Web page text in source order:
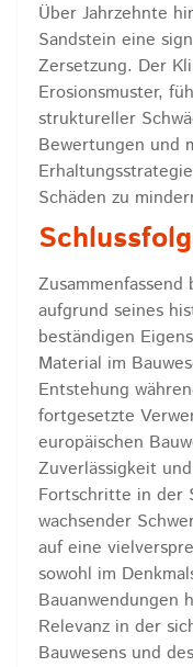
Über Jahrzehnte
Sandstein eine
Zersetzung. Der
Erosionsmuster,
struktureller
Bewertungen und
Schäden zu
aufgrund seines
beständigen
Material im
Entstehung
fortgesetzte
europäischen
Zuverlässigkeit
Fortschritte in der
wachsender
auf eine
sowohl im
Bauanwendungen
Relevanz in der
Bauwesens und